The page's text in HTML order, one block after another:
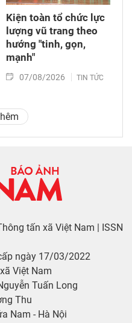
Kiện toàn tổ chức lực
lượng vũ trang theo
hướng "tinh, gọn,
mạnh"
07/08/2026 TIN TỨC
tấn xã Việt Nam | ISSN
ngày 17/03/2022
Việt Nam
Tuấn Long
Thu
Nam - Hà Nội